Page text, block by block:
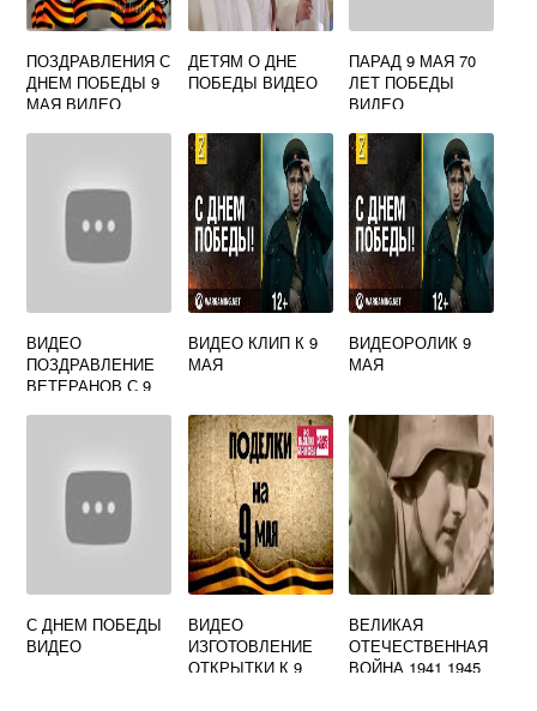
ПОЗДРАВЛЕНИЯ С
ДНЕМ ПОБЕДЫ 9
МАЯ ВИДЕО
ДЕТЯМ О ДНЕ
ПОБЕДЫ ВИДЕО
ПАРАД 9 МАЯ 70
ЛЕТ ПОБЕДЫ
ВИДЕО
ВИДЕО
ПОЗДРАВЛЕНИЕ
ВЕТЕРАНОВ С 9
СЛОВ СПАСИБО
ВИДЕО КЛИП К 9
МАЯ
ВИДЕОРОЛИК 9
МАЯ
С ДНЕМ ПОБЕДЫ
ВИДЕО
ВИДЕО
ИЗГОТОВЛЕНИЕ
ОТКРЫТКИ К 9
ВЕЛИКАЯ
ОТЕЧЕСТВЕННАЯ
ВОЙНА 1941 1945